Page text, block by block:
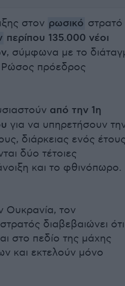
στον ρωσικό στρατό
περίπου 135.000 νέοι
, σύμφωνα με το
πρόεδρος
από την 1η
για να υπηρετήσουν
διάρκειας ενός
δύο τέτοιες
και το φθινόπωρο.
Ουκρανία, τον
διαβεβαιώνει ότι
στο πεδίο της μάχης
και εκτελούν μόνο